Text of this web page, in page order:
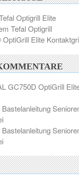
Optigrill Elite
Tefal Optigrill
Elite
GC750D OptiGrill
Bastelanleitung
Bastelanleitung